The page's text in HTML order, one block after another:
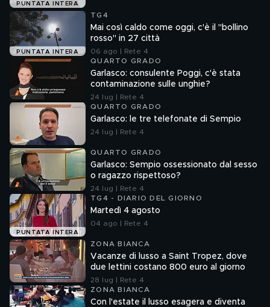
PUNTATA INTERA
PUNTATA INTERA
TG4
Mai così caldo come oggi, c'è il "bollino
rosso" in 27 città
06 ago | Rete 4
QUARTO GRADO
Garlasco: consulente Poggi, c'è stata
contaminazione sulle unghie?
24 lug | Rete 4
QUARTO GRADO
Garlasco: le tre telefonate di Sempio
24 lug | Rete 4
QUARTO GRADO
Garlasco: Sempio ossessionato dal sesso
o ragazzo rispettoso?
24 lug | Rete 4
PUNTATA INTERA
TG4 - DIARIO DEL GIORNO
Martedì 4 agosto
04 ago | Rete 4
ZONA BIANCA
Vacanze di lusso a Saint Tropez, dove
due lettini costano 800 euro al giorno
28 lug | Rete 4
ZONA BIANCA
Con l'estate il lusso esagera e diventa